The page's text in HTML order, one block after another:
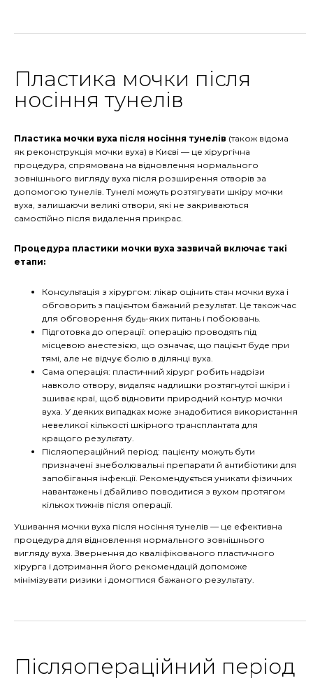
Пластика мочки після
носіння тунелів
Пластика мочки вуха після носіння тунелів (також відома
як реконструкція мочки вуха) в Києві — це хірургічна
процедура, спрямована на відновлення нормального
зовнішнього вигляду вуха після розширення отворів за
допомогою тунелів. Тунелі можуть розтягувати шкіру мочки
вуха, залишаючи великі отвори, які не закриваються
самостійно після видалення прикрас.
Процедура пластики мочки вуха зазвичай включає такі
етапи:
Консультація з хірургом: лікар оцінить стан мочки вуха і
обговорить з пацієнтом бажаний результат. Це також час
для обговорення будь-яких питань і побоювань.
Підготовка до операції: операцію проводять під
місцевою анестезією, що означає, що пацієнт буде при
тямі, але не відчує болю в ділянці вуха.
Сама операція: пластичний хірург робить надрізи
навколо отвору, видаляє надлишки розтягнутої шкіри і
зшиває краї, щоб відновити природний контур мочки
вуха. У деяких випадках може знадобитися використання
невеликої кількості шкірного трансплантата для
кращого результату.
Післяопераційний період: пацієнту можуть бути
призначені знеболювальні препарати й антибіотики для
запобігання інфекції. Рекомендується уникати фізичних
навантажень і дбайливо поводитися з вухом протягом
кількох тижнів після операції.
Ушивання мочки вуха після носіння тунелів — це ефективна
процедура для відновлення нормального зовнішнього
вигляду вуха. Звернення до кваліфікованого пластичного
хірурга і дотримання його рекомендацій допоможе
мінімізувати ризики і домогтися бажаного результату.
Післяопераційний період